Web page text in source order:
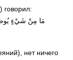
говорил:
مَا مِنْ شَيْءٍ
нет ничего